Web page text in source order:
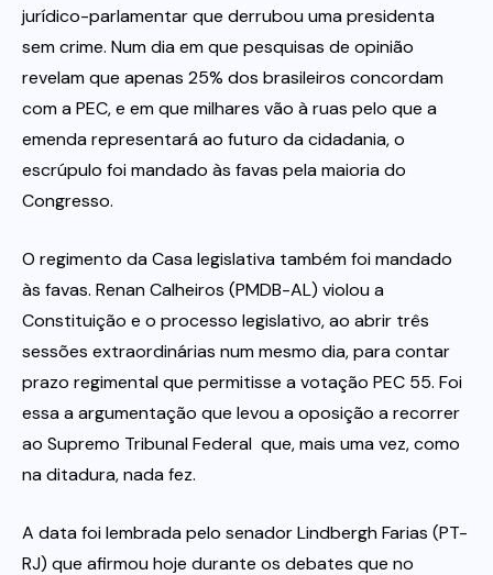
jurídico-parlamentar que derrubou uma presidenta
sem crime. Num dia em que pesquisas de opinião
revelam que apenas 25% dos brasileiros concordam
com a PEC, e em que milhares vão à ruas pelo que a
emenda representará ao futuro da cidadania, o
escrúpulo foi mandado às favas pela maioria do
Congresso.
O regimento da Casa legislativa também foi mandado
às favas. Renan Calheiros (PMDB-AL) violou a
Constituição e o processo legislativo, ao abrir três
sessões extraordinárias num mesmo dia, para contar
prazo regimental que permitisse a votação PEC 55. Foi
essa a argumentação que levou a oposição a recorrer
ao Supremo Tribunal Federal  que, mais uma vez, como
na ditadura, nada fez.
A data foi lembrada pelo senador Lindbergh Farias (PT-
RJ) que afirmou hoje durante os debates que no